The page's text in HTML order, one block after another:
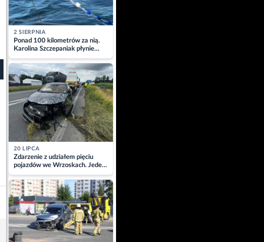
2 SIERPNIA
Ponad 100 kilometrów za nią.
Karolina Szczepaniak płynie
przez Bałtyk dla Piotra.
Aktualizacja
20 LIPCA
Zdarzenie z udziałem pięciu
pojazdów we Wrzoskach. Jeden
z kierowców zabrany w
kajdankach